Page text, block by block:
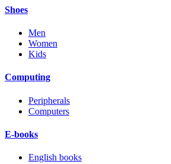
Shoes
Men
Women
Kids
Computing
Peripherals
Computers
E-books
English books